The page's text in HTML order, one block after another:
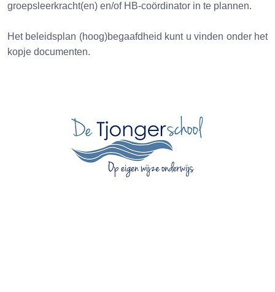
groepsleerkracht(en) en/of HB-coördinator in te plannen.
Het beleidsplan (hoog)begaafdheid kunt u vinden onder het
kopje documenten.